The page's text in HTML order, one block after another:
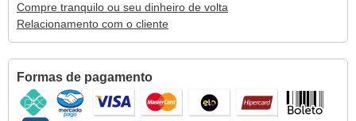
Compre tranquilo ou seu dinheiro de volta
Relacionamento com o cliente
Formas de pagamento